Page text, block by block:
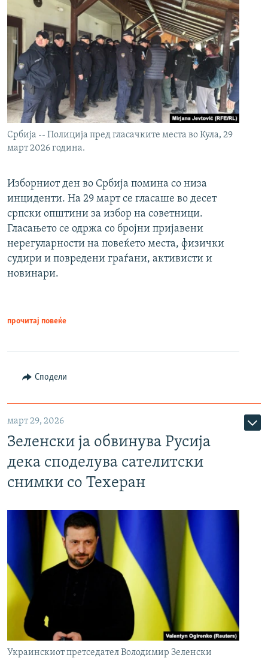
Србија -- Полиција пред гласачките места во Кула, 29
март 2026 година.
Изборниот ден во Србија помина со низа
инциденти. На 29 март се гласаше во десет
српски општини за избор на советници.
Гласањето се одржа со бројни пријавени
нерегуларности на повеќето места, физички
судири и повредени граѓани, активисти и
новинари.
прочитај повеќе
Сподели
март 29, 2026
Зеленски ја обвинува Русија
дека споделува сателитски
снимки со Техеран
Украинскиот претседател Володимир Зеленски